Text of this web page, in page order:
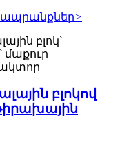
ապրանքներ>
բլոկով